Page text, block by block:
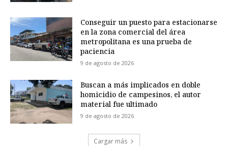
Conseguir un puesto para estacionarse
en la zona comercial del área
metropolitana es una prueba de
paciencia
9 de agosto de 2026
Buscan a más implicados en doble
homicidio de campesinos, el autor
material fue ultimado
9 de agosto de 2026
Cargar más